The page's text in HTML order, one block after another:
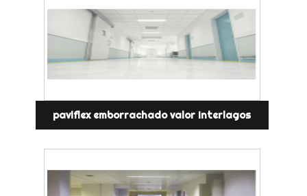
paviflex emborrachado valor Interlagos